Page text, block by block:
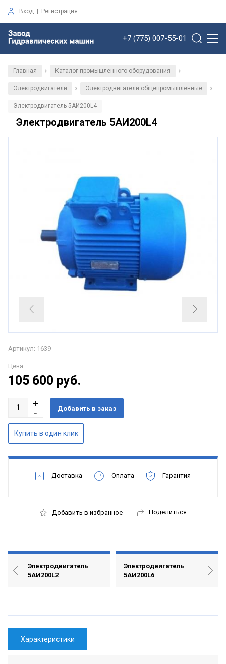
Вход | Регистрация
+7 (775) 007-55-01
Главная / Каталог промышленного оборудования /
Электродвигатели / Электродвигатели общепромышленные /
Электродвигатель 5АИ200L4
Электродвигатель 5АИ200L4
Артикул: 1639
Цена:
105 600 руб.
Доставка Оплата Гарантия
Добавить в избранное Поделиться
Электродвигатель
5АИ200L2
Электродвигатель
5АИ200L6
Характеристики